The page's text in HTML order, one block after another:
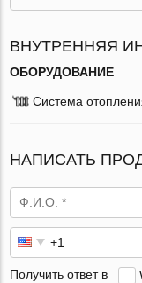
ВНУТРЕННЯЯ
ОБОРУДОВАНИЕ
Система
НАПИСАТЬ
Получить ответ в